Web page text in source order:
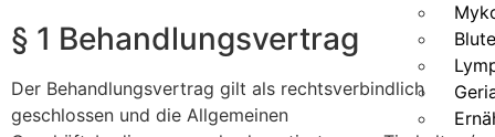
§ 1 Behandlungsvertrag
Der Behandlungsvertrag gilt als rechtsverbindlich
geschlossen und die Allgemeinen